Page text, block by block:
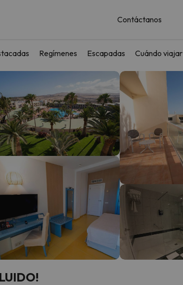
Contáctanos
Regímenes Escapadas Cuándo viajar